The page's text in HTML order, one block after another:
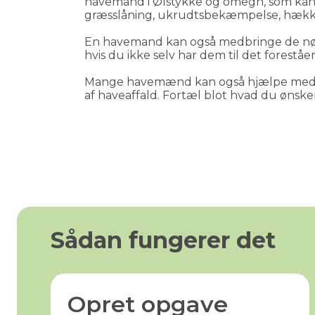
græsslåning, ukrudtsbekæmpelse,
En havemand kan også medbringe de
hvis du ikke selv har dem til det
Mange havemænd kan også hjælpe
af haveaffald. Fortæl blot hvad du
Sådan fungerer det
Opret opgave